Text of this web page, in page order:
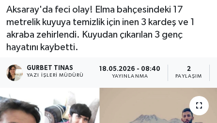
Aksaray'da feci olay! Elma bahçesindeki 17
metrelik kuyuya temizlik için inen 3 kardeş ve 1
akraba zehirlendi. Kuyudan çıkarılan 3 genç
hayatını kaybetti.
GURBET TINAS
YAZI İŞLERI MÜDÜRÜ
18.05.2026 - 08:40
YAYINLANMA
2
PAYLAŞIM
Eğitim
Sağlık
Teknoloji
Yaşam
Tüm Manşetler
Son Dakika Haberleri
Haber Arşivi